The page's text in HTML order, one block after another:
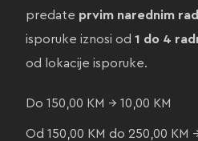
predate prvim narednim
isporuke iznosi od 1 do 4
od lokacije isporuke.
Do 150,00 KM → 10,00 KM
Od 150,00 KM do 250,00 KM